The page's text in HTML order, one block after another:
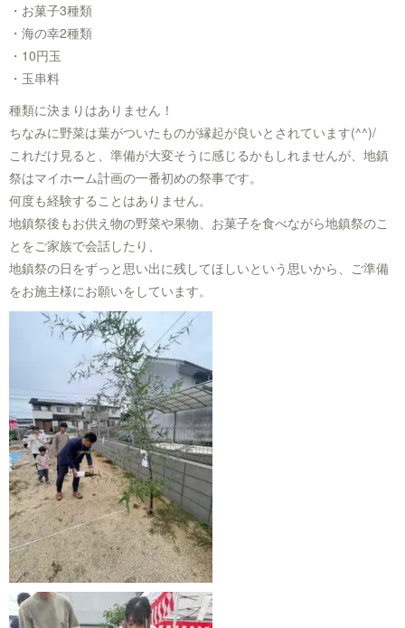
・お菓子3種類
・海の幸2種類
・10円玉
・玉串料
種類に決まりはありません！
ちなみに野菜は葉がついたものが縁起が良いとされています(^^)/
これだけ見ると、準備が大変そうに感じるかもしれませんが、地鎮
祭はマイホーム計画の一番初めの祭事です。
何度も経験することはありません。
地鎮祭後もお供え物の野菜や果物、お菓子を食べながら地鎮祭のこ
とをご家族で会話したり、
地鎮祭の日をずっと思い出に残してほしいという思いから、ご準備
をお施主様にお願いをしています。